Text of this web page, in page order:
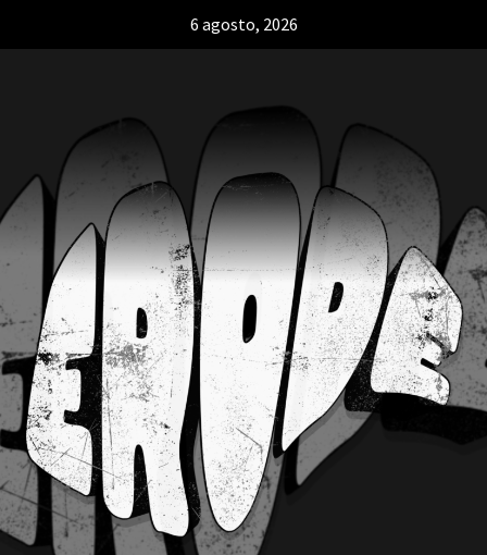
6 agosto, 2026